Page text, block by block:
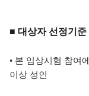
■ 대상자 선정기준
• 본 임상시험 참여
이상 성인